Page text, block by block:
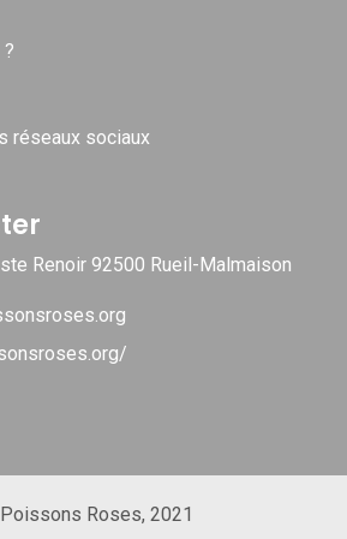
réseaux sociaux
Renoir 92500 Rueil-Malmaison
Roses, 2021